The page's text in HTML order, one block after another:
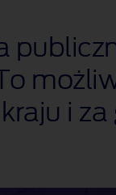
i za